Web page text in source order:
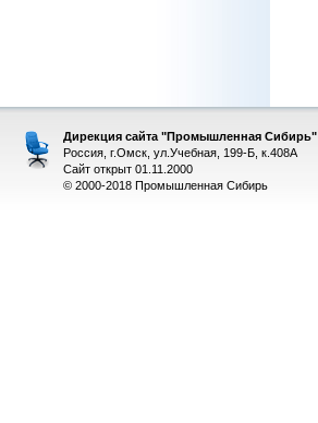
Дирекция сайта "Промышленная Сибирь"
Россия, г.Омск, ул.Учебная, 199-Б, к.408А
Сайт открыт 01.11.2000
© 2000-2018 Промышленная Сибирь